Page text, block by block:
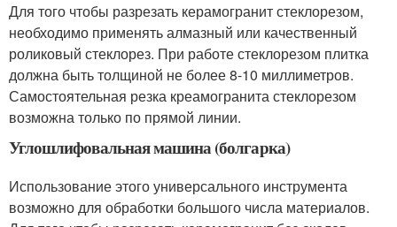
Для того чтобы разрезать керамогранит стеклорезом,
необходимо применять алмазный или качественный
роликовый стеклорез. При работе стеклорезом плитка
должна быть толщиной не более 8-10 миллиметров.
Самостоятельная резка креамогранита стеклорезом
возможна только по прямой линии.
Углошлифовальная машина (болгарка)
Использование этого универсального инструмента
возможно для обработки большого числа материалов.